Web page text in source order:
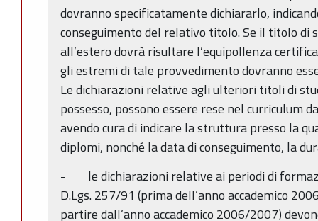
dovranno specificatamente dichiararlo,
conseguimento del relativo titolo. Se il titolo di
all’estero dovrà risultare l’equipollenza
gli estremi di tale provvedimento dovranno
Le dichiarazioni relative agli ulteriori titoli di
possesso, possono essere rese nel curriculum
avendo cura di indicare la struttura presso la
diplomi, nonché la data di conseguimento, la
- le dichiarazioni relative ai periodi di
D.Lgs. 257/91 (prima dell’anno accademico
partire dall’anno accademico 2006/2007)